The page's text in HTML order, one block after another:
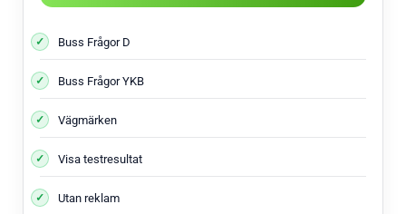
Buss Frågor D
Buss Frågor YKB
Vägmärken
Visa testresultat
Utan reklam